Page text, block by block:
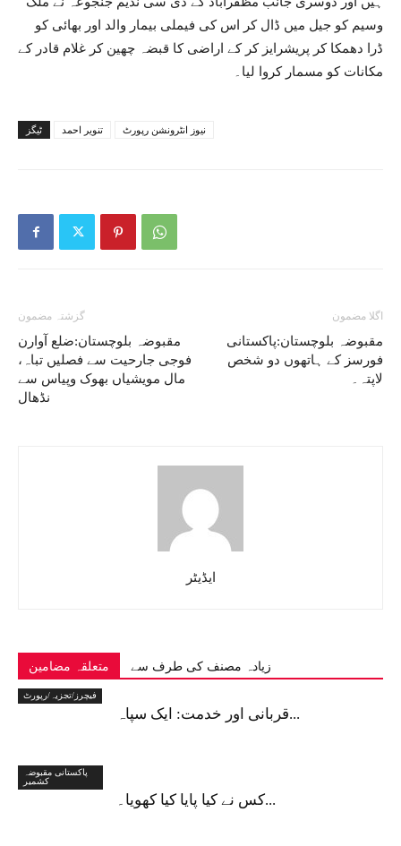
وسیم کو جیل میں ڈال کر اس کی فیملی بیمار والد اور بھائی کو
ڈرا دھمکا کر پریشرایز کر کے اراضی کا قبضہ چھین کر غلام قادر کے
مکانات کو مسمار کروا لیا۔
ٹیگز تنویر احمد نیوز انٹرونشن رپورٹ
گزشتہ مضمون
مقبوضہ بلوچستان:ضلع آوارن
فوجی جارحیت سے فصلیں تباہ،
مال مویشیاں بھوک وپیاس سے
نڈھال
اگلا مضمون
مقبوضہ بلوچستان:پاکستانی
فورسز کے ہاتھوں دو شخص
لاپتہ۔
ایڈیٹر
متعلقہ مضامین زیادہ مصنف کی طرف سے
فیچرز/تجزیہ/رپورٹ
قربانی اور خدمت: ایک سپاہ...
پاکستانی مقبوضہ
کشمیر
کس نے کیا پایا کیا کھویا۔...